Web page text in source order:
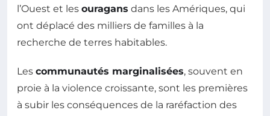
l’Ouest et les ouragans dans les Amériques, qui
ont déplacé des milliers de familles à la
recherche de terres habitables.
Les communautés marginalisées, souvent en
proie à la violence croissante, sont les premières
à subir les conséquences de la raréfaction des